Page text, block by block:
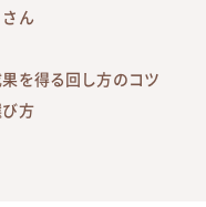
ん
を得る回し方のコツ
方